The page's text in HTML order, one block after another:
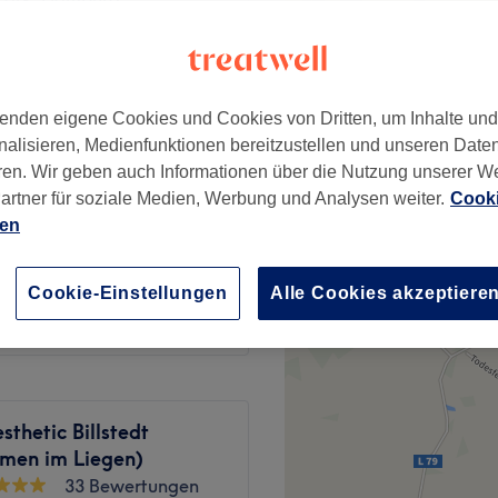
40 €
55 €
65 €
Billstedt
im Liegen)
33 Bewertungen
eigene Cookies und Cookies von Dritten, um Inhalte
Medienfunktionen bereitzustellen und unseren
Wir geben auch Informationen über die Nutzung unserer
für soziale Medien, Werbung und Analysen weiter.
Cookie-Einstellungen Alle Cookies akzeptieren